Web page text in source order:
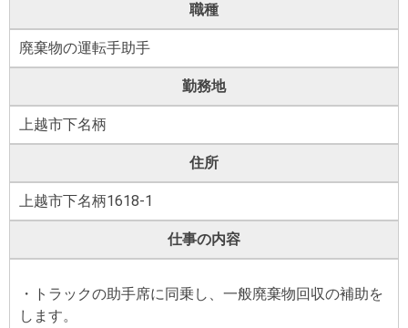
職種
廃棄物の運転手助手
勤務地
上越市下名柄
住所
上越市下名柄1618-1
仕事の内容
・トラックの助手席に同乗し、一般廃棄物回収の補助を
します。